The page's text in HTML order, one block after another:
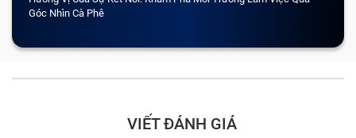
Góc Nhìn Cà Phê
VIẾT ĐÁNH GIÁ